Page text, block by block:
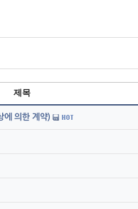
제목
에 의한 계약)